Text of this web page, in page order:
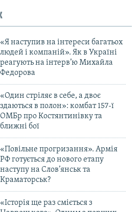
«Я наступив на інтереси багатьох
людей і компаній». Як в Україні
реагують на інтерв’ю Михайла
Федорова
«Один стріляє в себе, а двоє
здаються в полон»: комбат 157-ї
ОМБр про Костянтинівку та
ближні бої
«Повільне прогризання». Армія
РФ готується до нового етапу
наступу на Слов’янськ та
Краматорськ?
«Історія ще раз сміється з